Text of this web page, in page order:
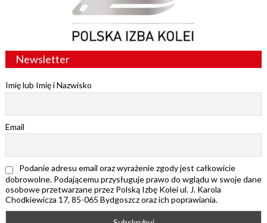
Newsletter
Imię lub Imię i Nazwisko
Email
Podanie adresu email oraz wyrażenie zgody jest całkowicie
dobrowolne. Podającemu przysługuje prawo do wglądu w swoje dane
osobowe przetwarzane przez Polską Izbę Kolei ul. J. Karola
Chodkiewicza 17, 85-065 Bydgoszcz oraz ich poprawiania.